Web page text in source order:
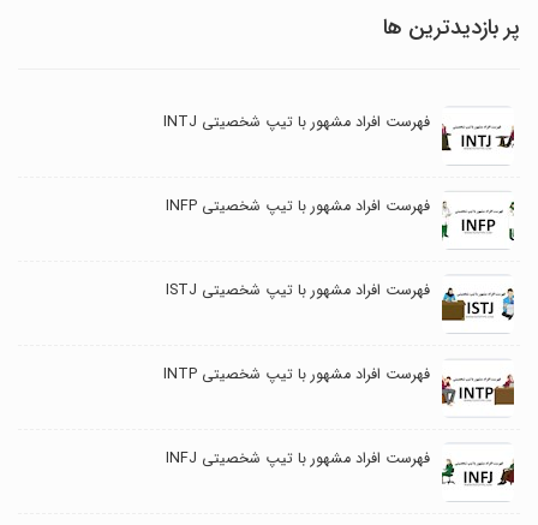
پر بازدیدترین ها
فهرست افراد مشهور با تیپ شخصیتی INTJ
فهرست افراد مشهور با تیپ شخصیتی INFP
فهرست افراد مشهور با تیپ شخصیتی ISTJ
فهرست افراد مشهور با تیپ شخصیتی INTP
فهرست افراد مشهور با تیپ شخصیتی INFJ